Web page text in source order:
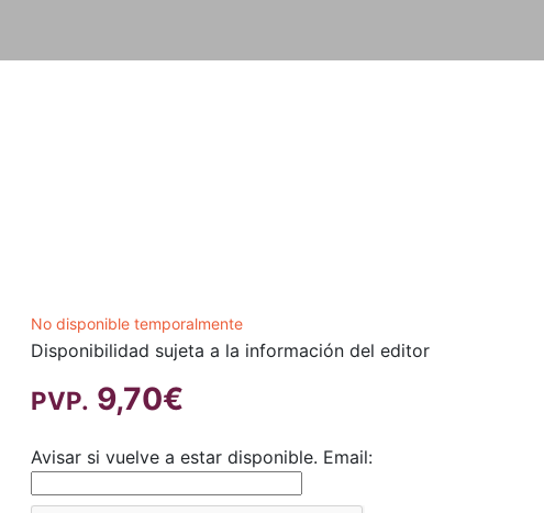
No disponible temporalmente
Disponibilidad sujeta a la información del editor
PVP. 9,70€
Avisar si vuelve a estar disponible. Email: